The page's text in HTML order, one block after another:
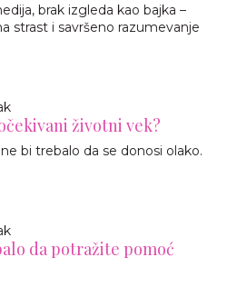
brak izgleda kao bajka –
strast i savršeno razumevanje
životni vek?
bi trebalo da se donosi olako.
da potražite pomoć